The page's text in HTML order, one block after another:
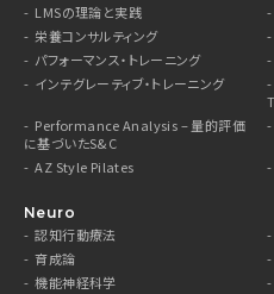
LMSの理論と実践
栄養コンサルティング
パフォーマンス・トレーニング
インテグレーティブ・トレーニング
Performance Analysis – 量的評価
に基づいたS&C
AZ Style Pilates
Neuro
認知行動療法
育成論
機能神経科学